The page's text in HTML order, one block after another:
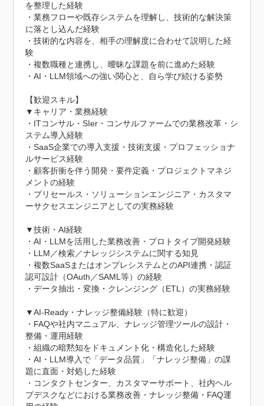
を整理した経験
・業務フローや既存システムを理解し、技術的な解決策
に落とし込んだ経験
・技術的な内容を、相手の理解度に合わせて説明した経
験
・複数職種と連携し、曖昧な課題を前に進めた経験
・AI・LLM領域への強い関心と、自ら学び続ける姿勢
【歓迎スキル】
▼キャリア・業務経験
・ITコンサル・SIer・コンサルファームでの業務改革・シ
ステム導入経験
・SaaS企業での導入支援・技術支援・プロフェッショナ
ルサービス経験
・顧客折衝を伴う開発・要件定義・プロジェクトマネジ
メントの経験
・プリセールス・ソリューションエンジニア・カスタマ
ーサクセスエンジニアとしての実務経験
▼技術・AI経験
・AI・LLMを活用した業務改善・プロトタイプ開発経験
・LLM／検索／ナレッジシステムに関する知見
・複数SaaSまたはオンプレシステムとのAPI連携・認証
認可設計（OAuth／SAML等）の経験
・データ抽出・変換・クレンジング（ETL）の実務経験
▼AI-Ready・ナレッジ整備経験（特に歓迎）
・FAQや社内マニュアル、ナレッジ管理ツールの設計・
整備・運用経験
・組織の暗黙知をドキュメント化・構造化した経験
・AI・LLM導入で「データ品質」「ナレッジ整備」の課
題に直面・対処した経験
・コンタクトセンター、カスタマーサポート、社内ヘル
プデスクなどにおける業務改善・ナレッジ整備・FAQ運